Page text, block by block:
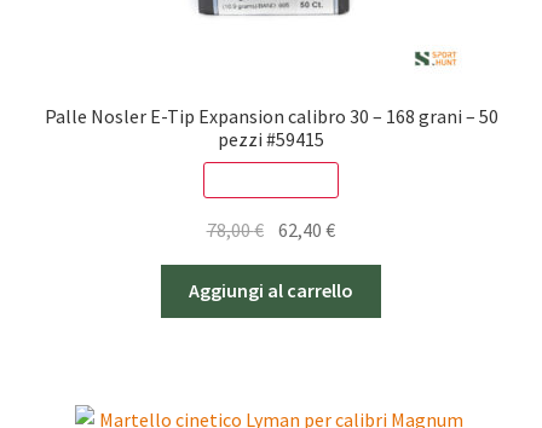
Palle Nosler E-Tip Expansion calibro 30 – 168 grani – 50
pezzi #59415
78,00€
originale
era:
62,40€Il
attuale
è:
Aggiungi al carrello